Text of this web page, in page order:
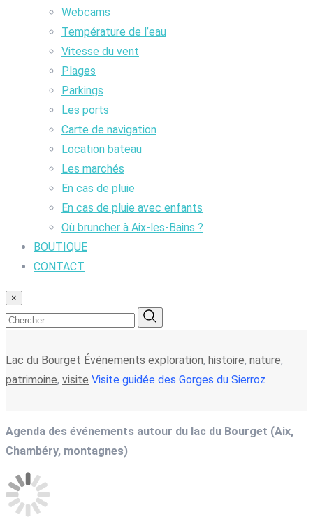
Webcams
Température de l’eau
Vitesse du vent
Plages
Parkings
Les ports
Carte de navigation
Location bateau
Les marchés
En cas de pluie
En cas de pluie avec enfants
Où bruncher à Aix-les-Bains ?
BOUTIQUE
CONTACT
×
Lac du Bourget Événements exploration, histoire, nature,
patrimoine, visite Visite guidée des Gorges du Sierroz
Agenda des événements autour du lac du Bourget (Aix,
Chambéry, montagnes)